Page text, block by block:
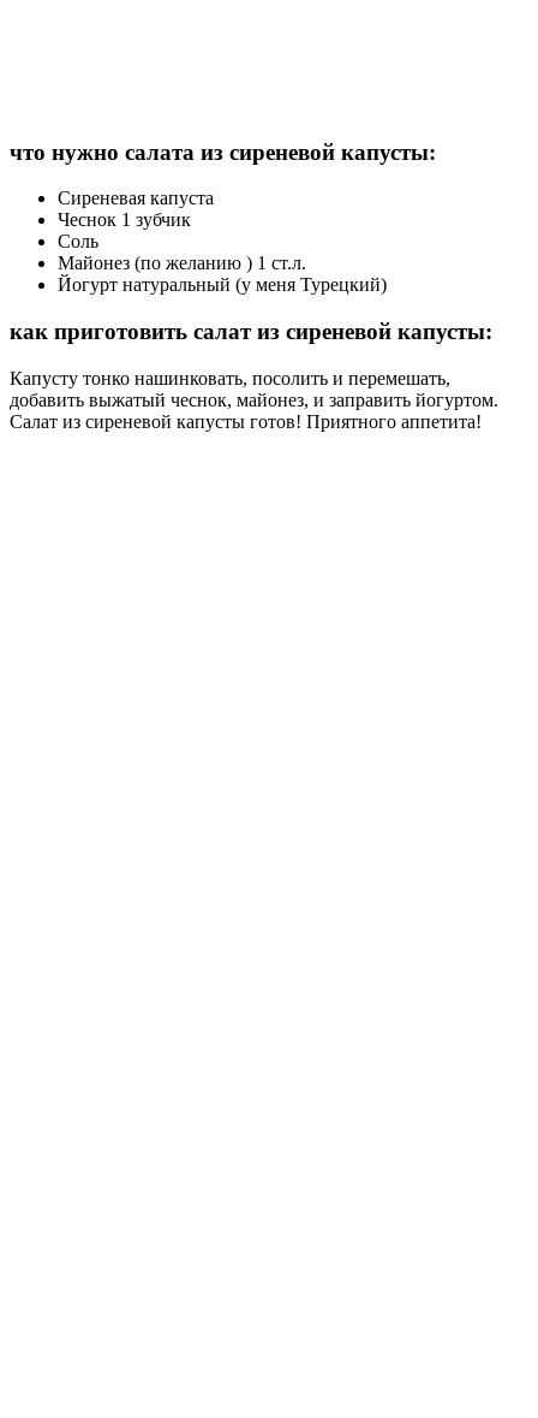
что нужно салата из сиреневой капусты:
Сиреневая капуста
Чеснок 1 зубчик
Соль
Майонез (по желанию ) 1 ст.л.
Йогурт натуральный (у меня Турецкий)
как приготовить салат из сиреневой капусты:
Капусту тонко нашинковать, посолить и перемешать,
добавить выжатый чеснок, майонез, и заправить йогуртом.
Салат из сиреневой капусты готов! Приятного аппетита!